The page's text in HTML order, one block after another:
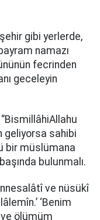
gibi yerlerde,
namazı
fecrinden
geceleyin
geliyorsa sahibi
bir müslümana
bulunmalı.
ve nüsükî
‘Benim
ve ölümüm